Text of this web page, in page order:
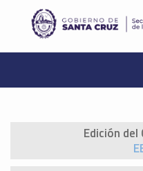
Edición